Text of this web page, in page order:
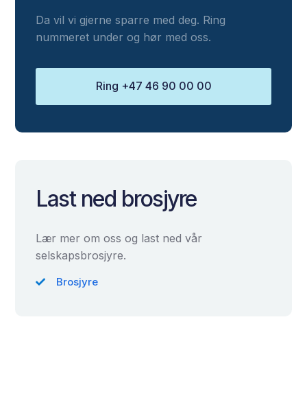
Da vil vi gjerne sparre med deg. Ring
nummeret under og hør med oss.
Ring +47 46 90 00 00
Last ned brosjyre
Lær mer om oss og last ned vår
selskapsbrosjyre.
Brosjyre